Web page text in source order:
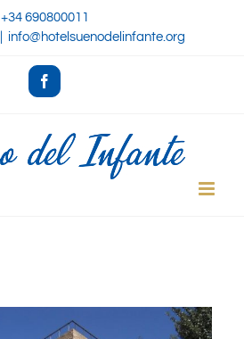
+34 690800011
info@hotelsuenodelinfante.org